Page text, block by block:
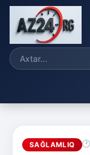
SAĞLAMLIQ